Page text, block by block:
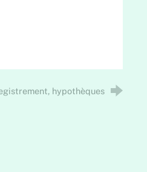
hypothèques